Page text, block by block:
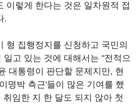
이렇게 한다는 것은 일차원적 접
.
형 집행정지를 신청하고 국민의
일고 있는 것에 대해서는 "전적으
대통령이 판단할 문제지만, 현
명박 측근'들이 많은 기여를 했
취임한 지 한 달도 되지 않아 첫